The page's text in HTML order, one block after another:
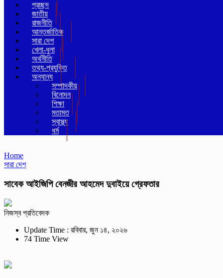
প্রচ্ছদ
জাতীয়
রাজনীতি
আন্তর্জাতিক
সারা দেশ
খেলা-ধুলা
অর্থনীতি
তথ্য-প্রযুক্তি
অন্যান্য
সম্পাদকীয়
বিনোদন
শিক্ষা
মতামত
স্বাস্থ্য
ধর্ম
Home
সারা দেশ
সাবেক আইজিপি বেনজীর আহমেদ দুবাইয়ে গ্রেফতার
নিজস্ব প্রতিবেদক
Update Time : রবিবার, জুন ১৪, ২০২৬
74 Time View